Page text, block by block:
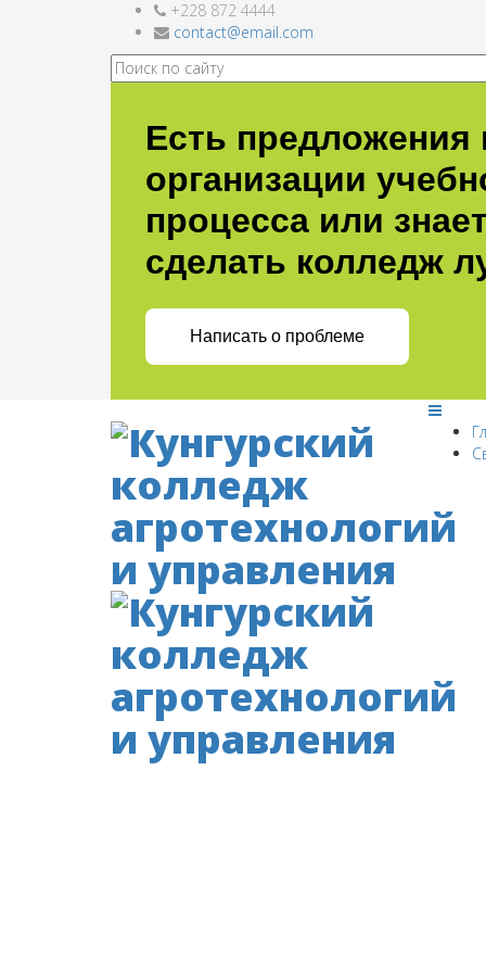
Шаблоны Joomla 3тут +228 872 4444
contact@email.com
Есть предложения
организации
процесса или
сделать колледж
Написать о проблеме